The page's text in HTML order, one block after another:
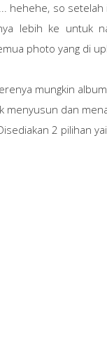
hehehe, so
lebih ke untuk
photo yang di
mungkin
menyusun dan
2 pilihan